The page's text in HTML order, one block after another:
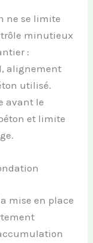
ne se limite
minutieux
:
alignement
utilisé.
avant le
et limite
mise en place